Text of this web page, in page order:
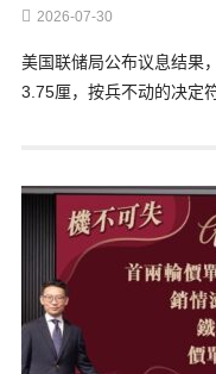
2026-07-30
美国联储局公布议息结果
3.75厘，按兵不动的决定